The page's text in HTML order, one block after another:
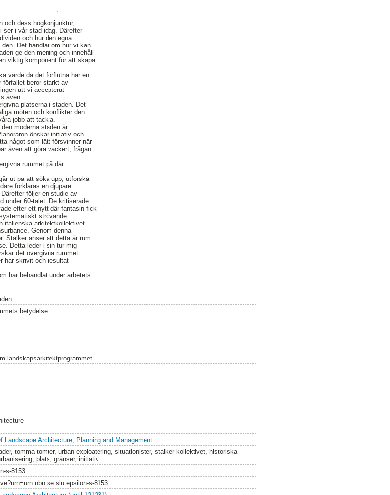
och dess högkonjunktur,
ser i vår stad idag. Därefter
och hur den egna
Det handlar om hur vi kan
ge den mening och innehåll
viktig komponent för att skapa
värde då det förflutna har en
förfallet beror starkt av
att vi accepterat
även.
platserna i staden. Det
möten och konflikter den
jobb att tackla.
moderna staden är
önskar initiativ och
något som lätt försvinner när
även att göra vackert, frågan
rummet på där
ut på att söka upp, utforska
förklaras en djupare
följer en studie av
under 60-talet. De kritiserade
efter ett nytt där fantasin fick
strövande.
italienska arkitektkollektivet
Genom denna
Stalker anser att detta är rum
Detta leder i sin tur mig
det övergivna rummet.
har skrivit och resultat
har behandlat under arbetets
betydelse
landskapsarkitektprogrammet
Landscape Architecture, Planning and Management
tomma tomter, urban exploatering, situationister, stalker-kollektivet, historiska
plats, gränser, initiativ
s-8153
s-8153